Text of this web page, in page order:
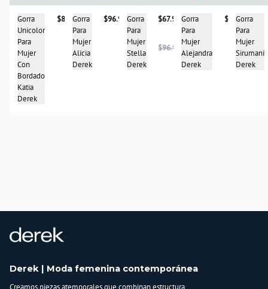
Gorra
Unicolor
Para
Mujer
Con
Bordado
Katia
Derek
$87.900
Gorra
Para
Mujer
Alicia
Derek
$96.900Gorra
Para
Mujer
Stella
Derek
$67.950
$96.900
Gorra
Para
Mujer
Alejandra
Derek
$98.900
Gorra
Para
Mujer
Sirumani
Derek
Derek | Moda femenina contemporánea
Creamos piezas atemporales que combinan estructura,